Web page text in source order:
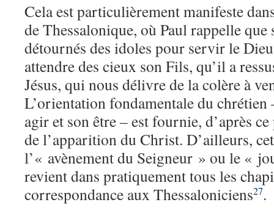
Cela est particulièrement manifeste
de Thessalonique, où Paul rappelle que
détournés des idoles pour servir le
attendre des cieux son Fils, qu’il a
Jésus, qui nous délivre de la colère à
L’orientation fondamentale du
agir et son être – est fournie, d’après ce
de l’apparition du Christ. D’ailleurs,
l’« avènement du Seigneur » ou le «
revient dans pratiquement tous les
correspondance aux Thessaloniciens27.